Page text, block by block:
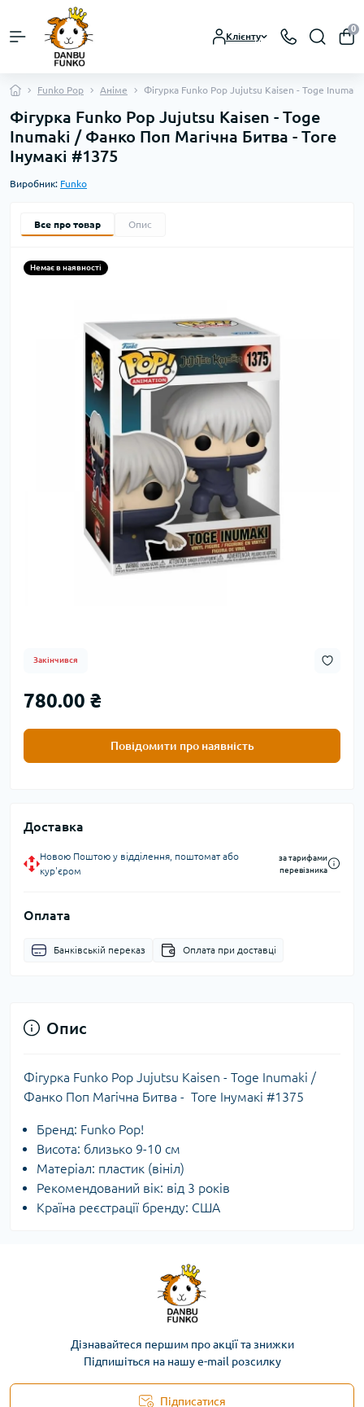
Клієнту
0
Funko Pop Аніме Фігурка Funko Pop Jujutsu Kaisen - Toge
Фігурка Funko Pop Jujutsu Kaisen - Toge
Inumaki / Фанко Поп Магічна Битва - Тоге
Інумакі #1375
Виробник: Funko
Все про товар Опис
Немає в наявності
Закінчився
780.00 ₴
Повідомити про наявність
Доставка
Новою Поштою у відділення, поштомат або
кур'єром
за тарифами
перевізника
Оплата
Банківській переказ Оплата при доставці
Опис
Фігурка Funko Pop Jujutsu Kaisen - Toge Inumaki /
Фанко Поп Магічна Битва - Тоге Інумакі #1375
Бренд: Funko Pop!
Висота: близько 9-10 см
Матеріал: пластик (вініл)
Рекомендований вік: від 3 років
Країна реєстрації бренду: США
Дізнавайтеся першим про акції та знижки
Підпишіться на нашу e-mail розсилку
Підписатися